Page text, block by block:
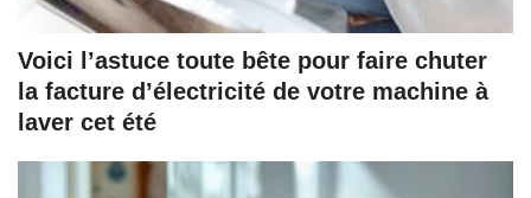
Voici l’astuce toute bête pour faire chuter
la facture d’électricité de votre machine à
laver cet été